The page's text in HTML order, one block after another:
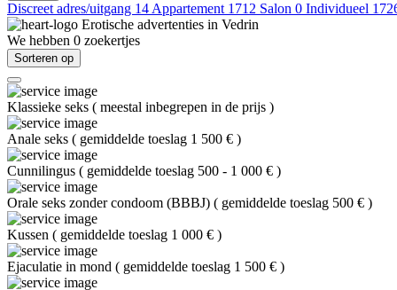
Discreet adres/uitgang 14 Appartement 1712 Salon 0 Individueel
Erotische advertenties in Vedrin
We hebben 0 zoekertjes
Sorteren op
Klassieke seks ( meestal inbegrepen in de prijs )
Anale seks ( gemiddelde toeslag 1 500 € )
Cunnilingus ( gemiddelde toeslag 500 - 1 000 € )
Orale seks zonder condoom (BBBJ) ( gemiddelde toeslag 500 € )
Kussen ( gemiddelde toeslag 1 000 € )
Ejaculatie in mond ( gemiddelde toeslag 1 500 € )